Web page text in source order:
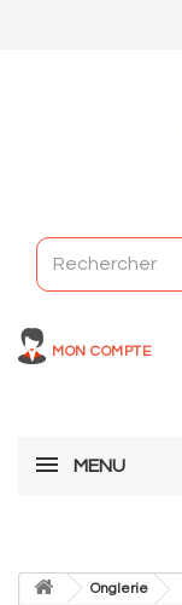
MON COMPTE
MENU
Onglerie